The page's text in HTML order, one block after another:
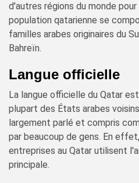
d'autres régions du monde
population qatarienne se
familles arabes originaires du
Bahreïn.
Langue officielle
La langue officielle du Qatar
plupart des États arabes
largement parlé et compris
par beaucoup de gens. En
entreprises au Qatar utilisent
principale.